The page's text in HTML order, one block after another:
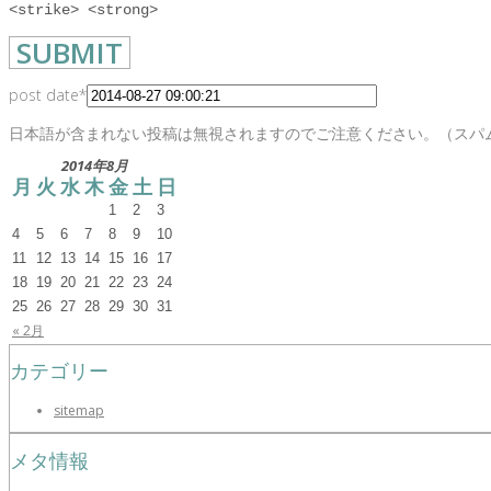
<strike> <strong>
post date*
日本語が含まれない投稿は無視されますのでご注意ください。（スパ
2014年8月
月 火 水木金 土 日
« 2月
1 2
3
4
5 6 7 8 9
10
11
12 13 14 15 16 17
18 19 20 21 22 23 24
25 26 27 28 29 30 31
カテゴリー
sitemap
メタ情報